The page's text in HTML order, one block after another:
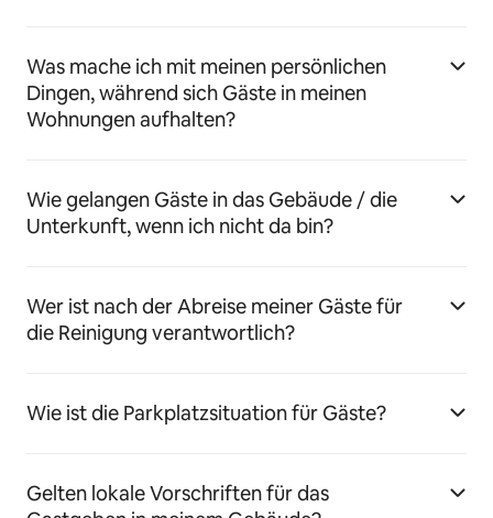
Was mache ich mit meinen persönlichen
Dingen, während sich Gäste in meinen
Wohnungen aufhalten?
Wie gelangen Gäste in das Gebäude / die
Unterkunft, wenn ich nicht da bin?
Wer ist nach der Abreise meiner Gäste für
die Reinigung verantwortlich?
Wie ist die Parkplatzsituation für Gäste?
Gelten lokale Vorschriften für das